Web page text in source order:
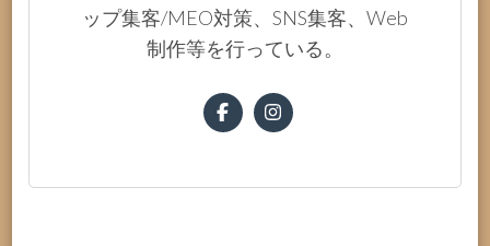
ップ集客/MEO対策、SNS集客、Web
制作等を行っている。